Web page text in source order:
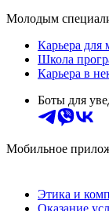
Молодым
Карьера для
Школа
Карьера в
Боты для
Мобильное
Этика и